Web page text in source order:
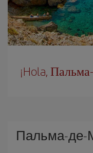
¡Hola,
Пальма-де-